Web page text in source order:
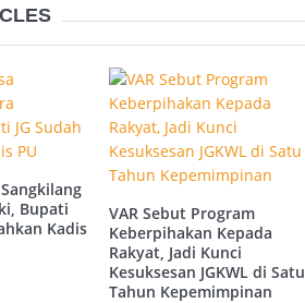
Bupati
Kadis
VAR Sebut Program
Keberpihakan Kepada
Rakyat, Jadi Kunci
Kesuksesan JGKWL di Satu
Tahun Kepemimpinan